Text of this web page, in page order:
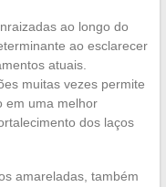
ao longo do
ao esclarecer
atuais.
muitas vezes permite
em uma melhor
dos laços
amareladas, também